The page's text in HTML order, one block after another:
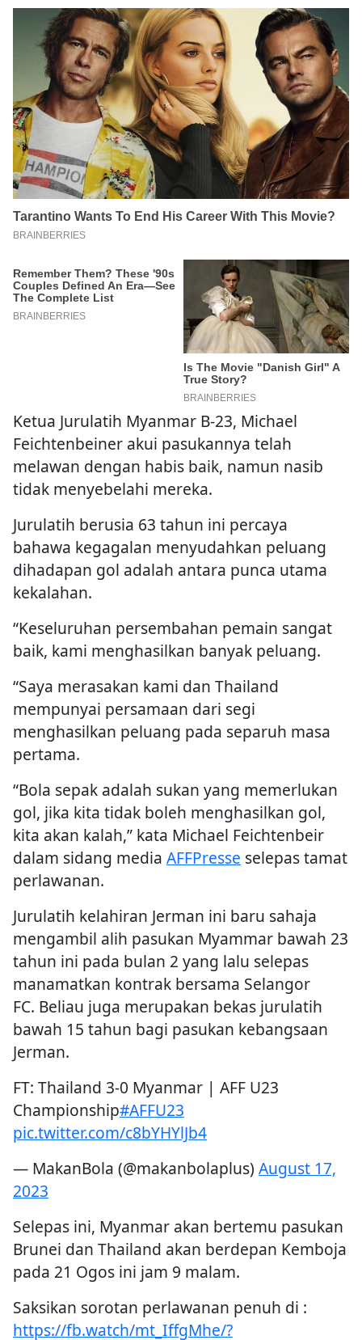
Ketua Jurulatih Myanmar B-23, Michael
Feichtenbeiner akui pasukannya telah
melawan dengan habis baik, namun nasib
tidak menyebelahi mereka.
Jurulatih berusia 63 tahun ini percaya
bahawa kegagalan menyudahkan peluang
dihadapan gol adalah antara punca utama
kekalahan.
“Keseluruhan persembahan pemain sangat
baik, kami menghasilkan banyak peluang.
“Saya merasakan kami dan Thailand
mempunyai persamaan dari segi
menghasilkan peluang pada separuh masa
pertama.
“Bola sepak adalah sukan yang memerlukan
gol, jika kita tidak boleh menghasilkan gol,
kita akan kalah,” kata Michael Feichtenbeir
dalam sidang media AFFPresse selepas tamat
perlawanan.
Jurulatih kelahiran Jerman ini baru sahaja
mengambil alih pasukan Myammar bawah 23
tahun ini pada bulan 2 yang lalu selepas
manamatkan kontrak bersama Selangor
FC. Beliau juga merupakan bekas jurulatih
bawah 15 tahun bagi pasukan kebangsaan
Jerman.
FT: Thailand 3-0 Myanmar | AFF U23
Championship#AFFU23
pic.twitter.com/c8bYHYlJb4
— MakanBola (@makanbolaplus) August 17,
2023
Selepas ini, Myanmar akan bertemu pasukan
Brunei dan Thailand akan berdepan Kemboja
pada 21 Ogos ini jam 9 malam.
Saksikan sorotan perlawanan penuh di :
https://fb.watch/mt_IffgMhe/?